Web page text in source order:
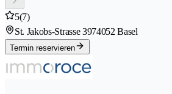
5(7)
St. Jakobs-Strasse 3974052 Basel
Termin reservieren